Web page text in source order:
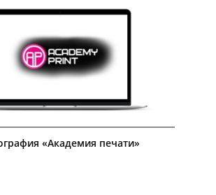
Посмотреть кейс
«Академия печати»